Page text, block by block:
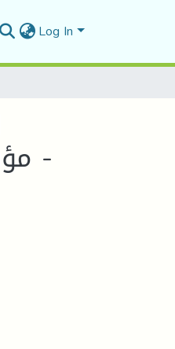
Log In
مؤسسات التعليم العالي دراسة ميدانية بكلية الحقوق – جامعة المسيلة -